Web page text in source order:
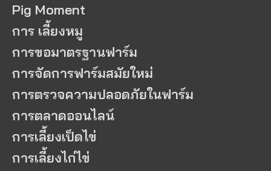
Pig Moment
การ เลี้ยงหมู
การขอมาตรฐานฟาร์ม
การจัดการฟาร์มสมัยใหม่
การตรวจความปลอดภัยในฟาร์ม
การตลาดออนไลน์
การเลี้ยงเป็ดไข่
การเลี้ยงไก่ไข่